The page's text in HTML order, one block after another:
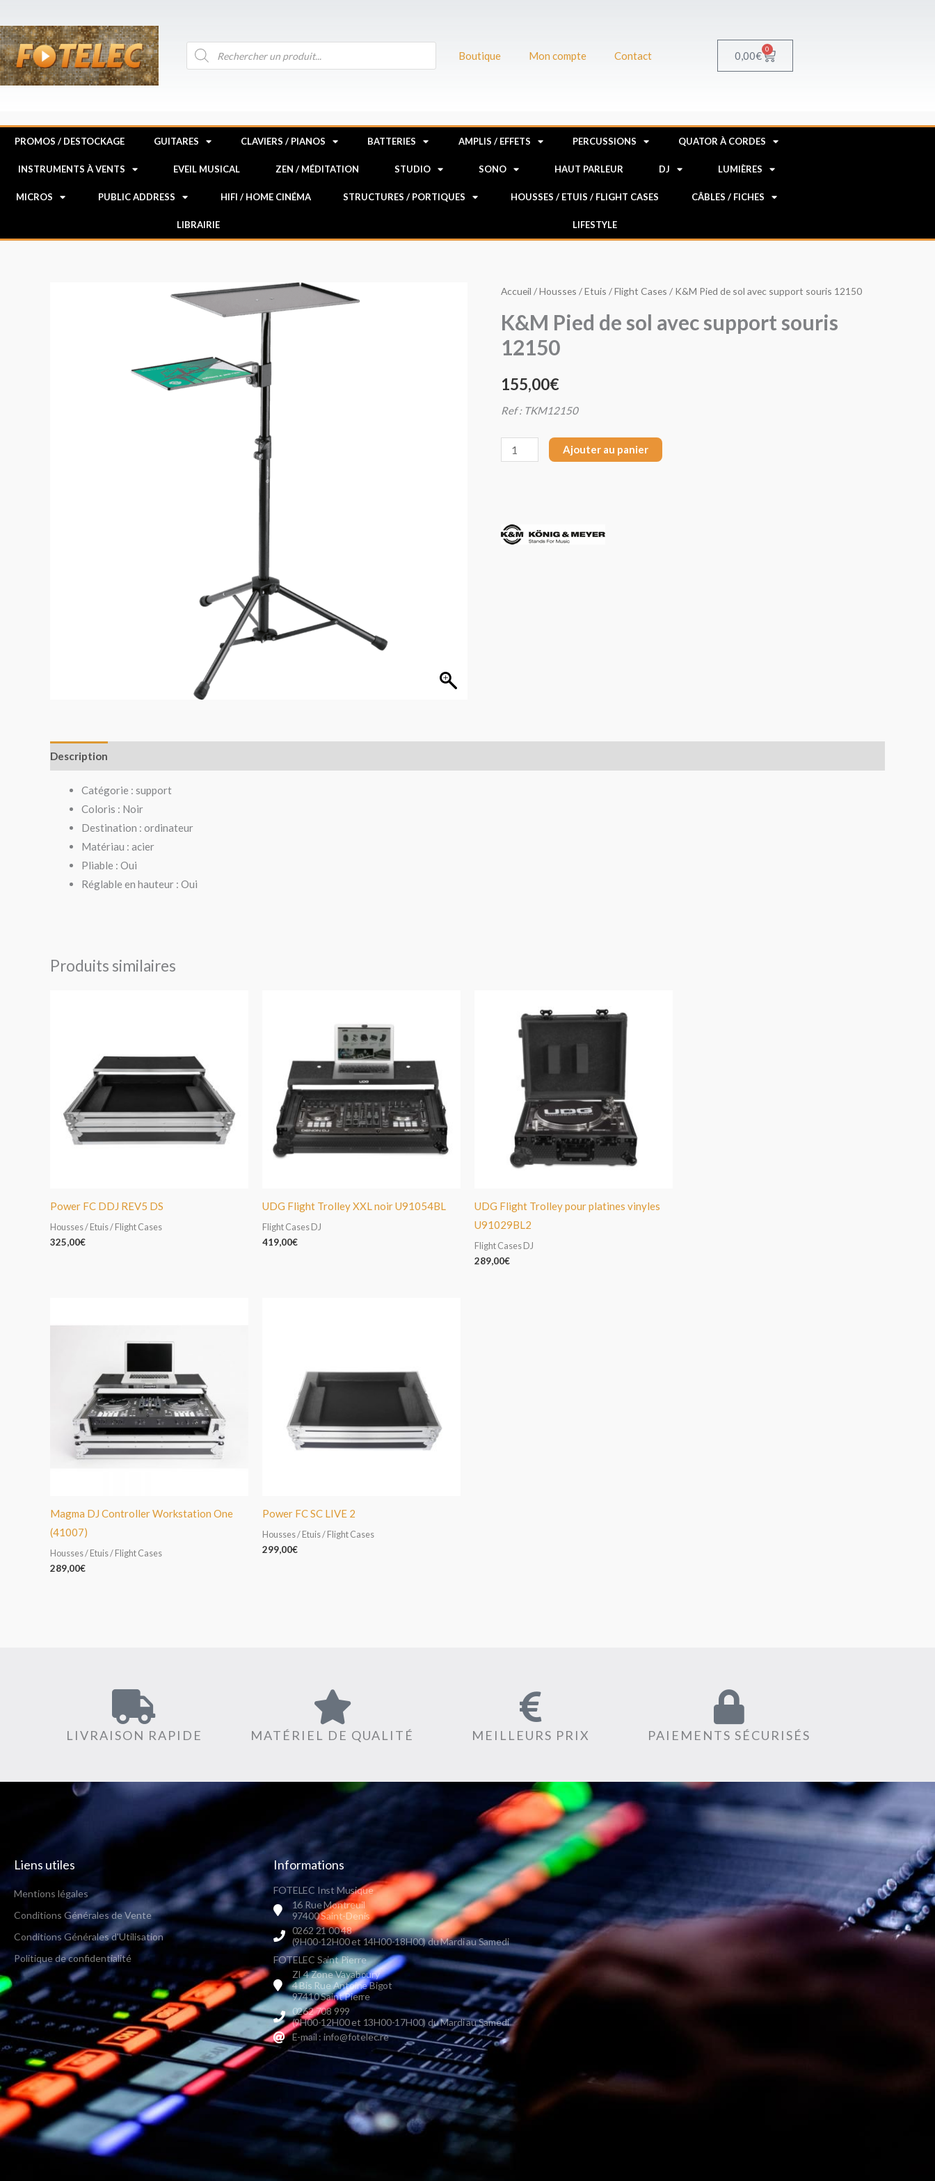
au
contenu
Recherche
de
produits
Boutique Mon compte Contact 0,00€
0
Panier
PROMOS / DESTOCKAGE GUITARES CLAVIERS / PIANOS BATTERIES AMPLIS / EFFETS PERCUSSIONS QUATOR À CORDES
INSTRUMENTS À VENTS EVEIL MUSICAL ZEN / MÉDITATION STUDIO SONO HAUT PARLEUR DJ LUMIÈRES
MICROS PUBLIC ADDRESS HIFI / HOME CINÉMA STRUCTURES / PORTIQUES HOUSSES / ETUIS / FLIGHT CASES CÂBLES / FICHES
LIBRAIRIE LIFESTYLE
Accueil /Housses / Etuis / Flight Cases / K&M Pied de sol avec support souris 12150
K&M Pied de sol avec support souris
12150
155,00€
Ref : TKM12150
quantité
K&M
Pied
sol
souris
12150
Ajouter au panier
Description
Catégorie : support
Coloris : Noir
Destination : ordinateur
Matériau : acier
Pliable : Oui
Réglable en hauteur : Oui
Produits similaires
Power FC DDJ REV5 DS
Housses / Etuis / Flight Cases
325,00€
UDG Flight Trolley XXL noir U91054BL
Flight Cases DJ
419,00€
UDG Flight Trolley pour platines vinyles
U91029BL2
Flight Cases DJ
289,00€
Magma DJ Controller Workstation One
(41007)
Housses / Etuis / Flight Cases
289,00€
Power FC SC LIVE 2
Housses / Etuis / Flight Cases
299,00€
LIVRAISON RAPIDE MATÉRIEL DE QUALITÉ MEILLEURS PRIX PAIEMENTS SÉCURISÉS
Liens utiles
Mentions légales
Conditions Générales de Vente
Conditions Générales d'Utilisation
Politique de confidentialité
Informations
FOTELEC Inst Musique
16 Rue Montreuil
97400 Saint-Denis
0262 21 00 48
(9H00-12H00 et 14H00-18H00) du Mardi au Samedi
FOTELEC Saint Pierre
ZI 4 Zone Vayaboury
4 Bis Rue Antoine Bigot
97410 Saint Pierre
0262 708 999
(9H00-12H00 et 13H00-17H00) du Mardi au Samedi
E-mail : info@fotelec.re